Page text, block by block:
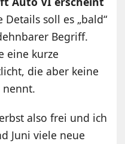
Details soll es „bald“
Begriff.
eine kurze
die aber keine
also frei und ich
Juni viele neue